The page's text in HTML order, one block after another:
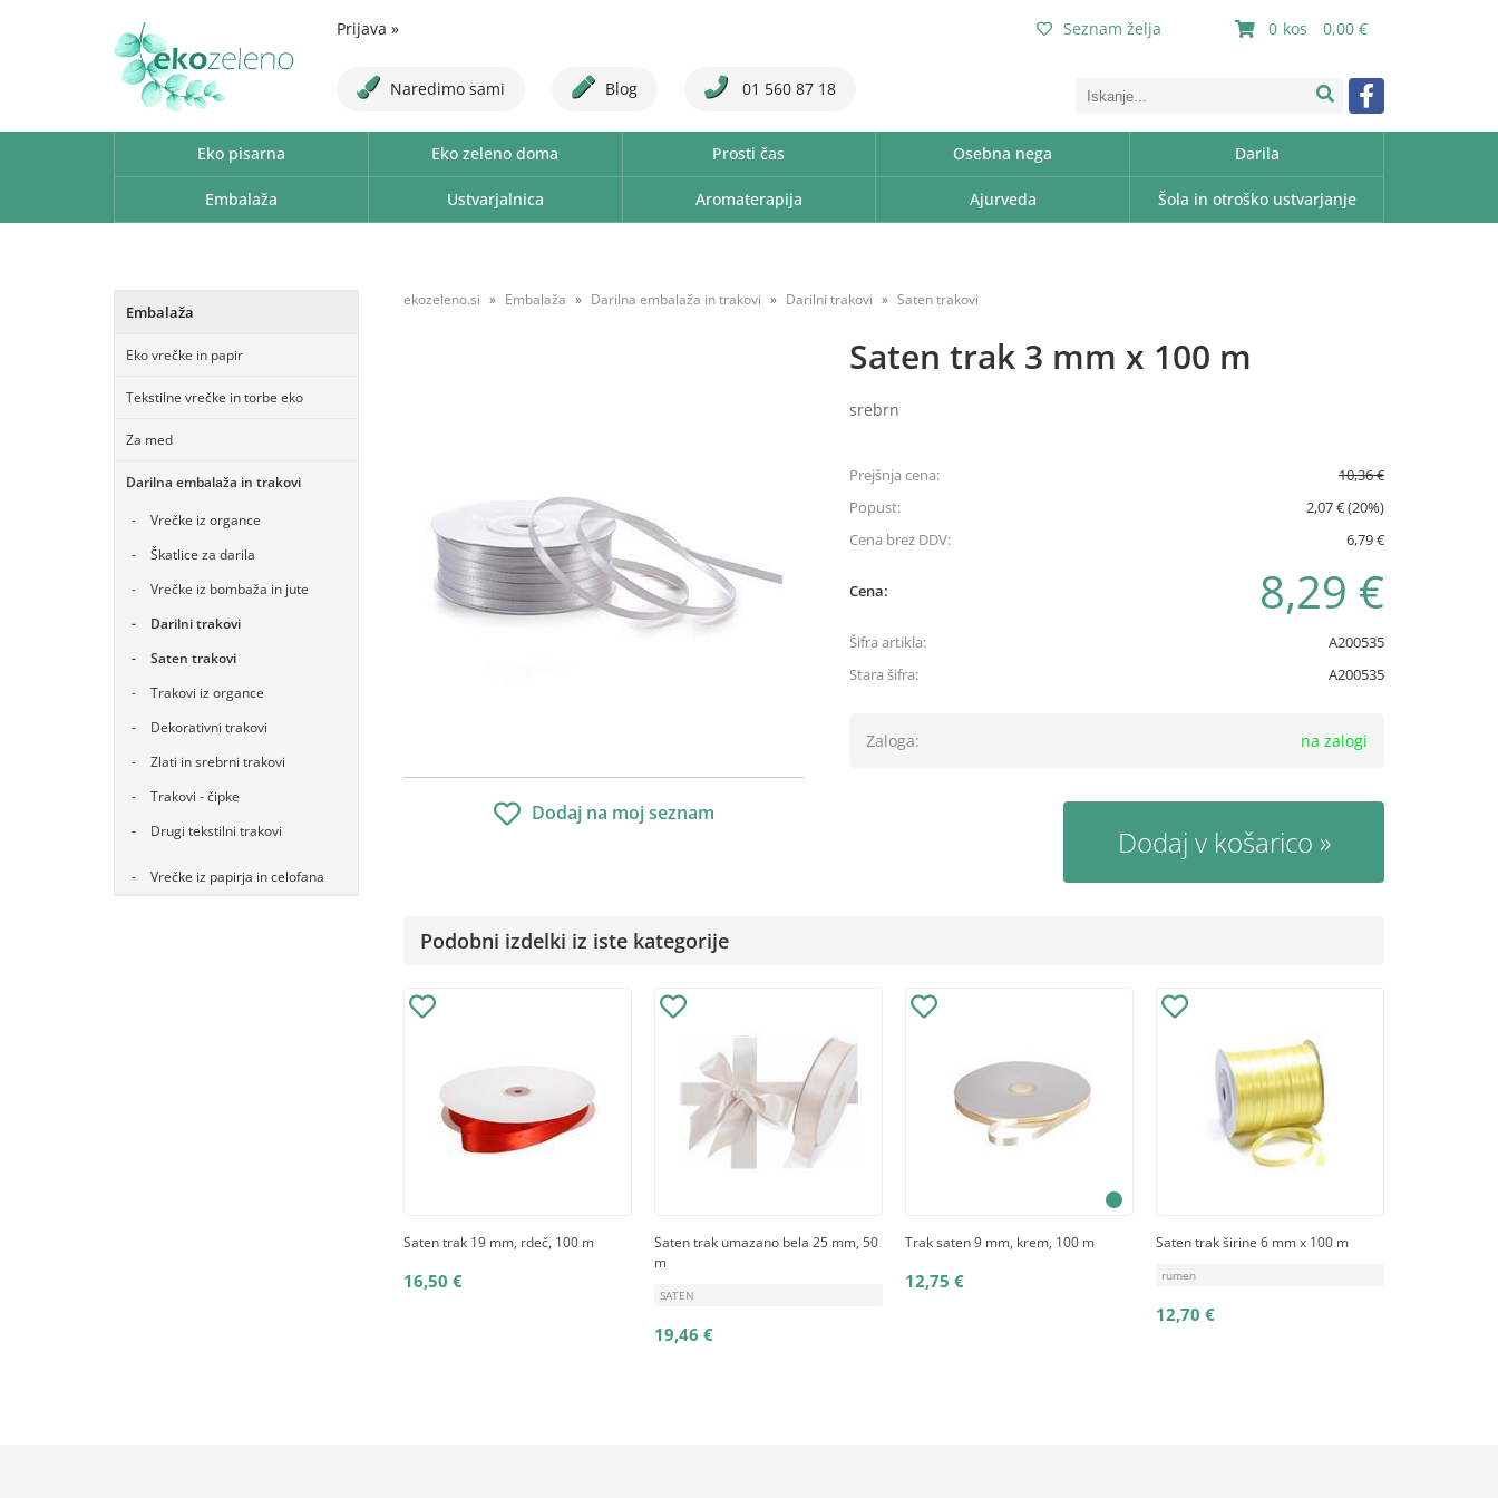
0 0,00
Prijava » Seznam želja
Naredimo sami Blog 01 560 87 18
Eko pisarna Eko zeleno doma Prosti čas Osebna nega Darila
Embalaža Ustvarjalnica Aromaterapija Ajurveda Šola in otroško ustvarjanje
Embalaža
Eko vrečke in papir
Tekstilne vrečke in torbe eko
Za med
Darilna embalaža in trakovi
Vrečke iz organce
Škatlice za darila
Vrečke iz bombaža in jute
Darilni trakovi
Saten trakovi
Trakovi iz organce
Dekorativni trakovi
Zlati in srebrni trakovi
Trakovi - čipke
Drugi tekstilni trakovi
Vrečke iz papirja in celofana
ekozeleno.si Embalaža Darilna embalaža in trakovi Darilni trakovi Saten trakovi
Saten trak 3 mm x 100 m
srebrn
Dodaj na moj seznam
Prejšnja cena:
10,36 €
Popust:
2,07 € (20%)
Cena brez DDV:
6,79 €
Cena: 8,29 €
Šifra artikla:
A200535
Stara šifra:
A200535
Zaloga: na zalogi
Dodaj v košarico
Podobni izdelki iz iste kategorije
Saten trak 19 mm, rdeč, 100 m
16,50 €
Saten trak umazano bela 25 mm, 50
m
SATEN
19,46 €
Trak saten 9 mm, krem, 100 m
12,75 €
Saten trak širine 6 mm x 100 m
rumen
12,70 €